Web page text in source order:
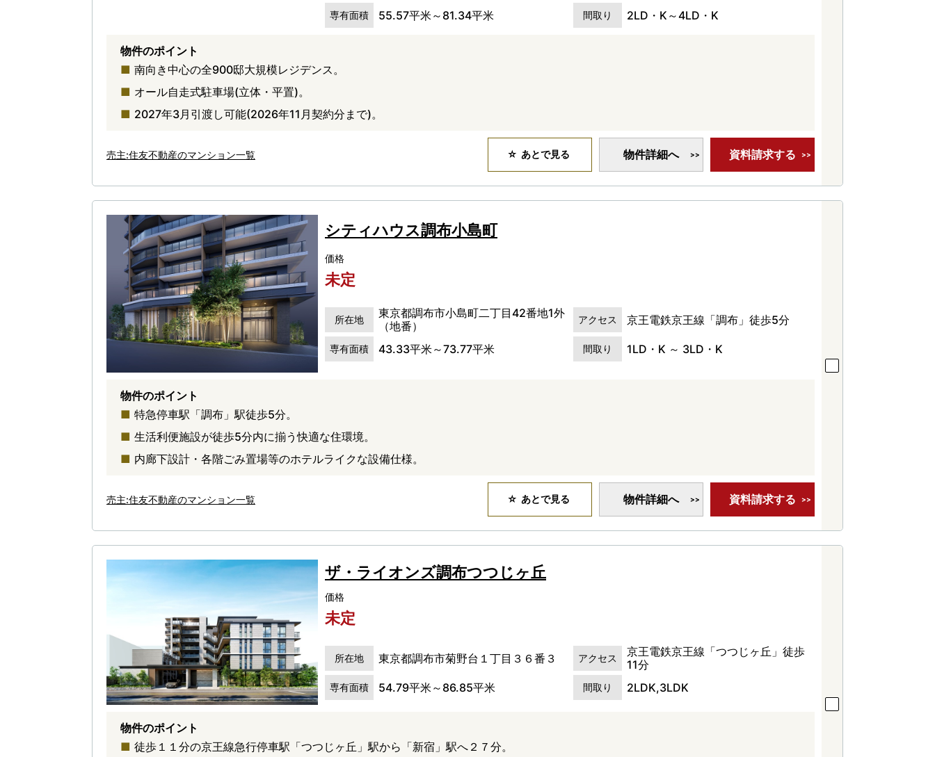
専有面積 55.57平米～81.34平米 間取り 2LD・K～4LD・K
物件のポイント
南向き中心の全900邸大規模レジデンス。
オール自走式駐車場(立体・平置)。
2027年3月引渡し可能(2026年11月契約分まで)。
売主:住友不動産のマンション一覧 あとで見る 物件詳細へ 資料請求する
シティハウス調布小島町
価格
未定
所在地
東京都調布市小島町二丁目42番地1外
（地番）
アクセス 京王電鉄京王線「調布」徒歩5分
専有面積 43.33平米～73.77平米 間取り 1LD・K ～ 3LD・K
物件のポイント
特急停車駅「調布」駅徒歩5分。
生活利便施設が徒歩5分内に揃う快適な住環境。
内廊下設計・各階ごみ置場等のホテルライクな設備仕様。
売主:住友不動産のマンション一覧 あとで見る 物件詳細へ 資料請求する
ザ・ライオンズ調布つつじヶ丘
価格
未定
所在地 東京都調布市菊野台１丁目３６番３ アクセス
京王電鉄京王線「つつじヶ丘」徒歩
11分
専有面積 54.79平米～86.85平米 間取り 2LDK,3LDK
物件のポイント
徒歩１１分の京王線急行停車駅「つつじヶ丘」駅から「新宿」駅へ２７分。